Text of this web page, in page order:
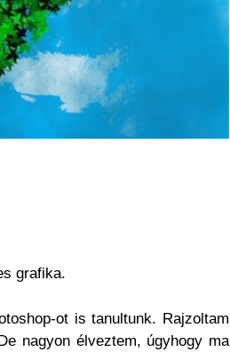
grafika.
ot is tanultunk. Rajzoltam
nagyon élveztem, úgyhogy ma